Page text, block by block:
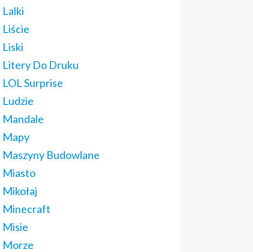
Lalki
Liście
Liski
Litery Do Druku
LOL Surprise
Ludzie
Mandale
Mapy
Maszyny Budowlane
Miasto
Mikołaj
Minecraft
Misie
Morze